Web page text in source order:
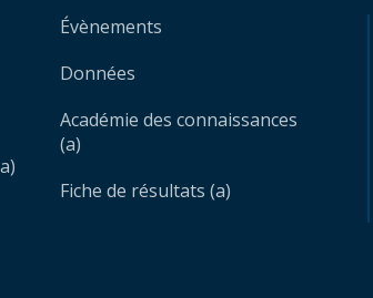
Évènements
Données
Académie des connaissances
(a)
Fiche de résultats (a)